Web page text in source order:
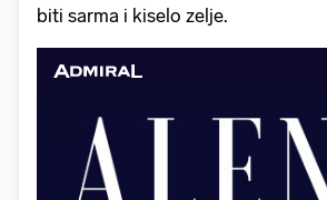
biti sarma i kiselo zelje.